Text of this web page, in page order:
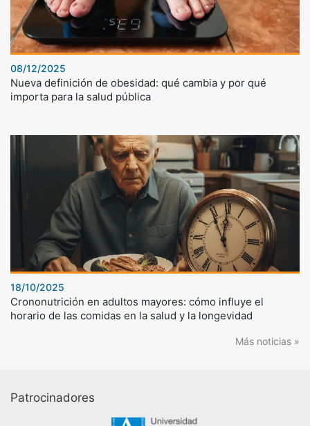
08/12/2025
Nueva definición de obesidad: qué cambia y por qué
importa para la salud pública
18/10/2025
Crononutrición en adultos mayores: cómo influye el
horario de las comidas en la salud y la longevidad
Más noticias »
Patrocinadores